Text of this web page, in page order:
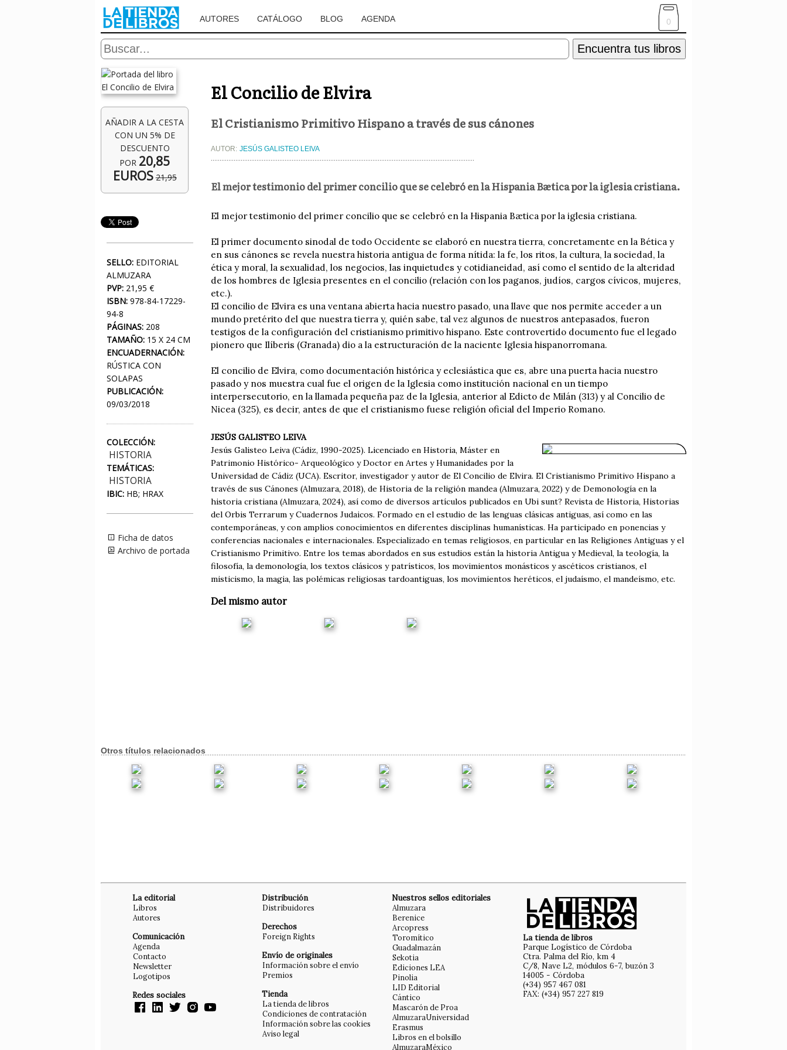
AUTORES CATÁLOGO BLOG AGENDA 0
Encuentra tus libros
AÑADIR A LA CESTA
CON UN 5% DE
DESCUENTO
POR 20,85
EUROS 21,95
SELLO: EDITORIAL
ALMUZARA
PVP: 21,95 €
ISBN: 978-84-17229-
94-8
PÁGINAS: 208
TAMAÑO: 15 X 24 CM
ENCUADERNACIÓN:
RÚSTICA CON
SOLAPAS
PUBLICACIÓN:
09/03/2018
COLECCIÓN:
HISTORIA
TEMÁTICAS:
HISTORIA
IBIC: HB; HRAX
Ficha de datos
Archivo de portada
El Concilio de Elvira
El Cristianismo Primitivo Hispano a través de sus cánones
AUTOR: JESÚS GALISTEO LEIVA
El mejor testimonio del primer concilio que se celebró en la Hispania Bætica por la iglesia cristiana.
El mejor testimonio del primer concilio que se celebró en la Hispania Bætica por la iglesia cristiana.
El primer documento sinodal de todo Occidente se elaboró en nuestra tierra, concretamente en la Bética y
en sus cánones se revela nuestra historia antigua de forma nítida: la fe, los ritos, la cultura, la sociedad, la
ética y moral, la sexualidad, los negocios, las inquietudes y cotidianeidad, así como el sentido de la alteridad
de los hombres de Iglesia presentes en el concilio (relación con los paganos, judíos, cargos cívicos, mujeres,
etc.).
El concilio de Elvira es una ventana abierta hacia nuestro pasado, una llave que nos permite acceder a un
mundo pretérito del que nuestra tierra y, quién sabe, tal vez algunos de nuestros antepasados, fueron
testigos de la configuración del cristianismo primitivo hispano. Este controvertido documento fue el legado
pionero que Ilíberis (Granada) dio a la estructuración de la naciente Iglesia hispanorromana.
El concilio de Elvira, como documentación histórica y eclesiástica que es, abre una puerta hacia nuestro
pasado y nos muestra cual fue el origen de la Iglesia como institución nacional en un tiempo
interpersecutorio, en la llamada pequeña paz de la Iglesia, anterior al Edicto de Milán (313) y al Concilio de
Nicea (325), es decir, antes de que el cristianismo fuese religión oficial del Imperio Romano.
JESÚS GALISTEO LEIVA
Jesús Galisteo Leiva (Cádiz, 1990-2025). Licenciado en Historia, Máster en
Patrimonio Histórico- Arqueológico y Doctor en Artes y Humanidades por la
Universidad de Cádiz (UCA). Escritor, investigador y autor de El Concilio de Elvira. El Cristianismo Primitivo Hispano a
través de sus Cánones (Almuzara, 2018), de Historia de la religión mandea (Almuzara, 2022) y de Demonología en la
historia cristiana (Almuzara, 2024), así como de diversos artículos publicados en Ubi sunt? Revista de Historia, Historias
del Orbis Terrarum y Cuadernos Judaicos. Formado en el estudio de las lenguas clásicas antiguas, así como en las
contemporáneas, y con amplios conocimientos en diferentes disciplinas humanísticas. Ha participado en ponencias y
conferencias nacionales e internacionales. Especializado en temas religiosos, en particular en las Religiones Antiguas y el
Cristianismo Primitivo. Entre los temas abordados en sus estudios están la historia Antigua y Medieval, la teología, la
filosofía, la demonología, los textos clásicos y patrísticos, los movimientos monásticos y ascéticos cristianos, el
misticismo, la magia, las polémicas religiosas tardoantiguas, los movimientos heréticos, el judaísmo, el mandeísmo, etc.
Del mismo autor
Otros títulos relacionados
La editorial
Libros
Autores
Comunicación
Agenda
Contacto
Newsletter
Logotipos
Redes sociales
Distribución
Distribuidores
Derechos
Foreign Rights
Envío de originales
Información sobre el envío
Premios
Tienda
La tienda de libros
Condiciones de contratación
Información sobre las cookies
Aviso legal
Nuestros sellos editoriales
Almuzara
Berenice
Arcopress
Toromítico
Guadalmazán
Sekotia
Ediciones LEA
Pinolia
LID Editorial
Cántico
Mascarón de Proa
AlmuzaraUniversidad
Erasmus
Libros en el bolsillo
AlmuzaraMéxico
La tienda de libros
Parque Logístico de Córdoba
Ctra. Palma del Río, km 4
C/8, Nave L2, módulos 6-7, buzón 3
14005 - Córdoba
(+34) 957 467 081
FAX: (+34) 957 227 819